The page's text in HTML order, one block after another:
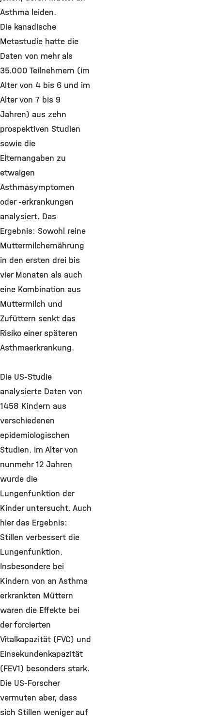
Asthma leiden.
Die kanadische
Metastudie hatte die
Daten von mehr als
35.000 Teilnehmern (im
Alter von 4 bis 6 und im
Alter von 7 bis 9
Jahren) aus zehn
prospektiven Studien
sowie die
Elternangaben zu
etwaigen
Asthmasymptomen
oder -erkrankungen
analysiert. Das
Ergebnis: Sowohl reine
Muttermilchernährung
in den ersten drei bis
vier Monaten als auch
eine Kombination aus
Muttermilch und
Zufüttern senkt das
Risiko einer späteren
Asthmaerkrankung.
Die US-Studie
analysierte Daten von
1458 Kindern aus
verschiedenen
epidemiologischen
Studien. Im Alter von
nunmehr 12 Jahren
wurde die
Lungenfunktion der
Kinder untersucht. Auch
hier das Ergebnis:
Stillen verbessert die
Lungenfunktion.
Insbesondere bei
Kindern von an Asthma
erkrankten Müttern
waren die Effekte bei
der forcierten
Vitalkapazität (FVC) und
Einsekundenkapazität
(FEV1) besonders stark.
Die US-Forscher
vermuten aber, dass
sich Stillen weniger auf